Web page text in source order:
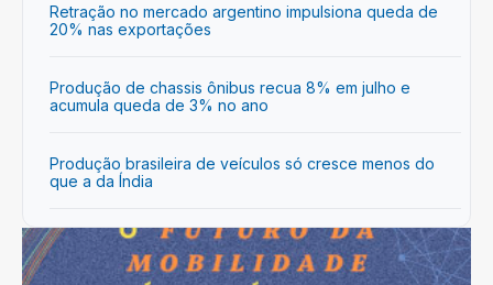
Retração no mercado argentino impulsiona queda de
20% nas exportações
Produção de chassis ônibus recua 8% em julho e
acumula queda de 3% no ano
Produção brasileira de veículos só cresce menos do
que a da Índia